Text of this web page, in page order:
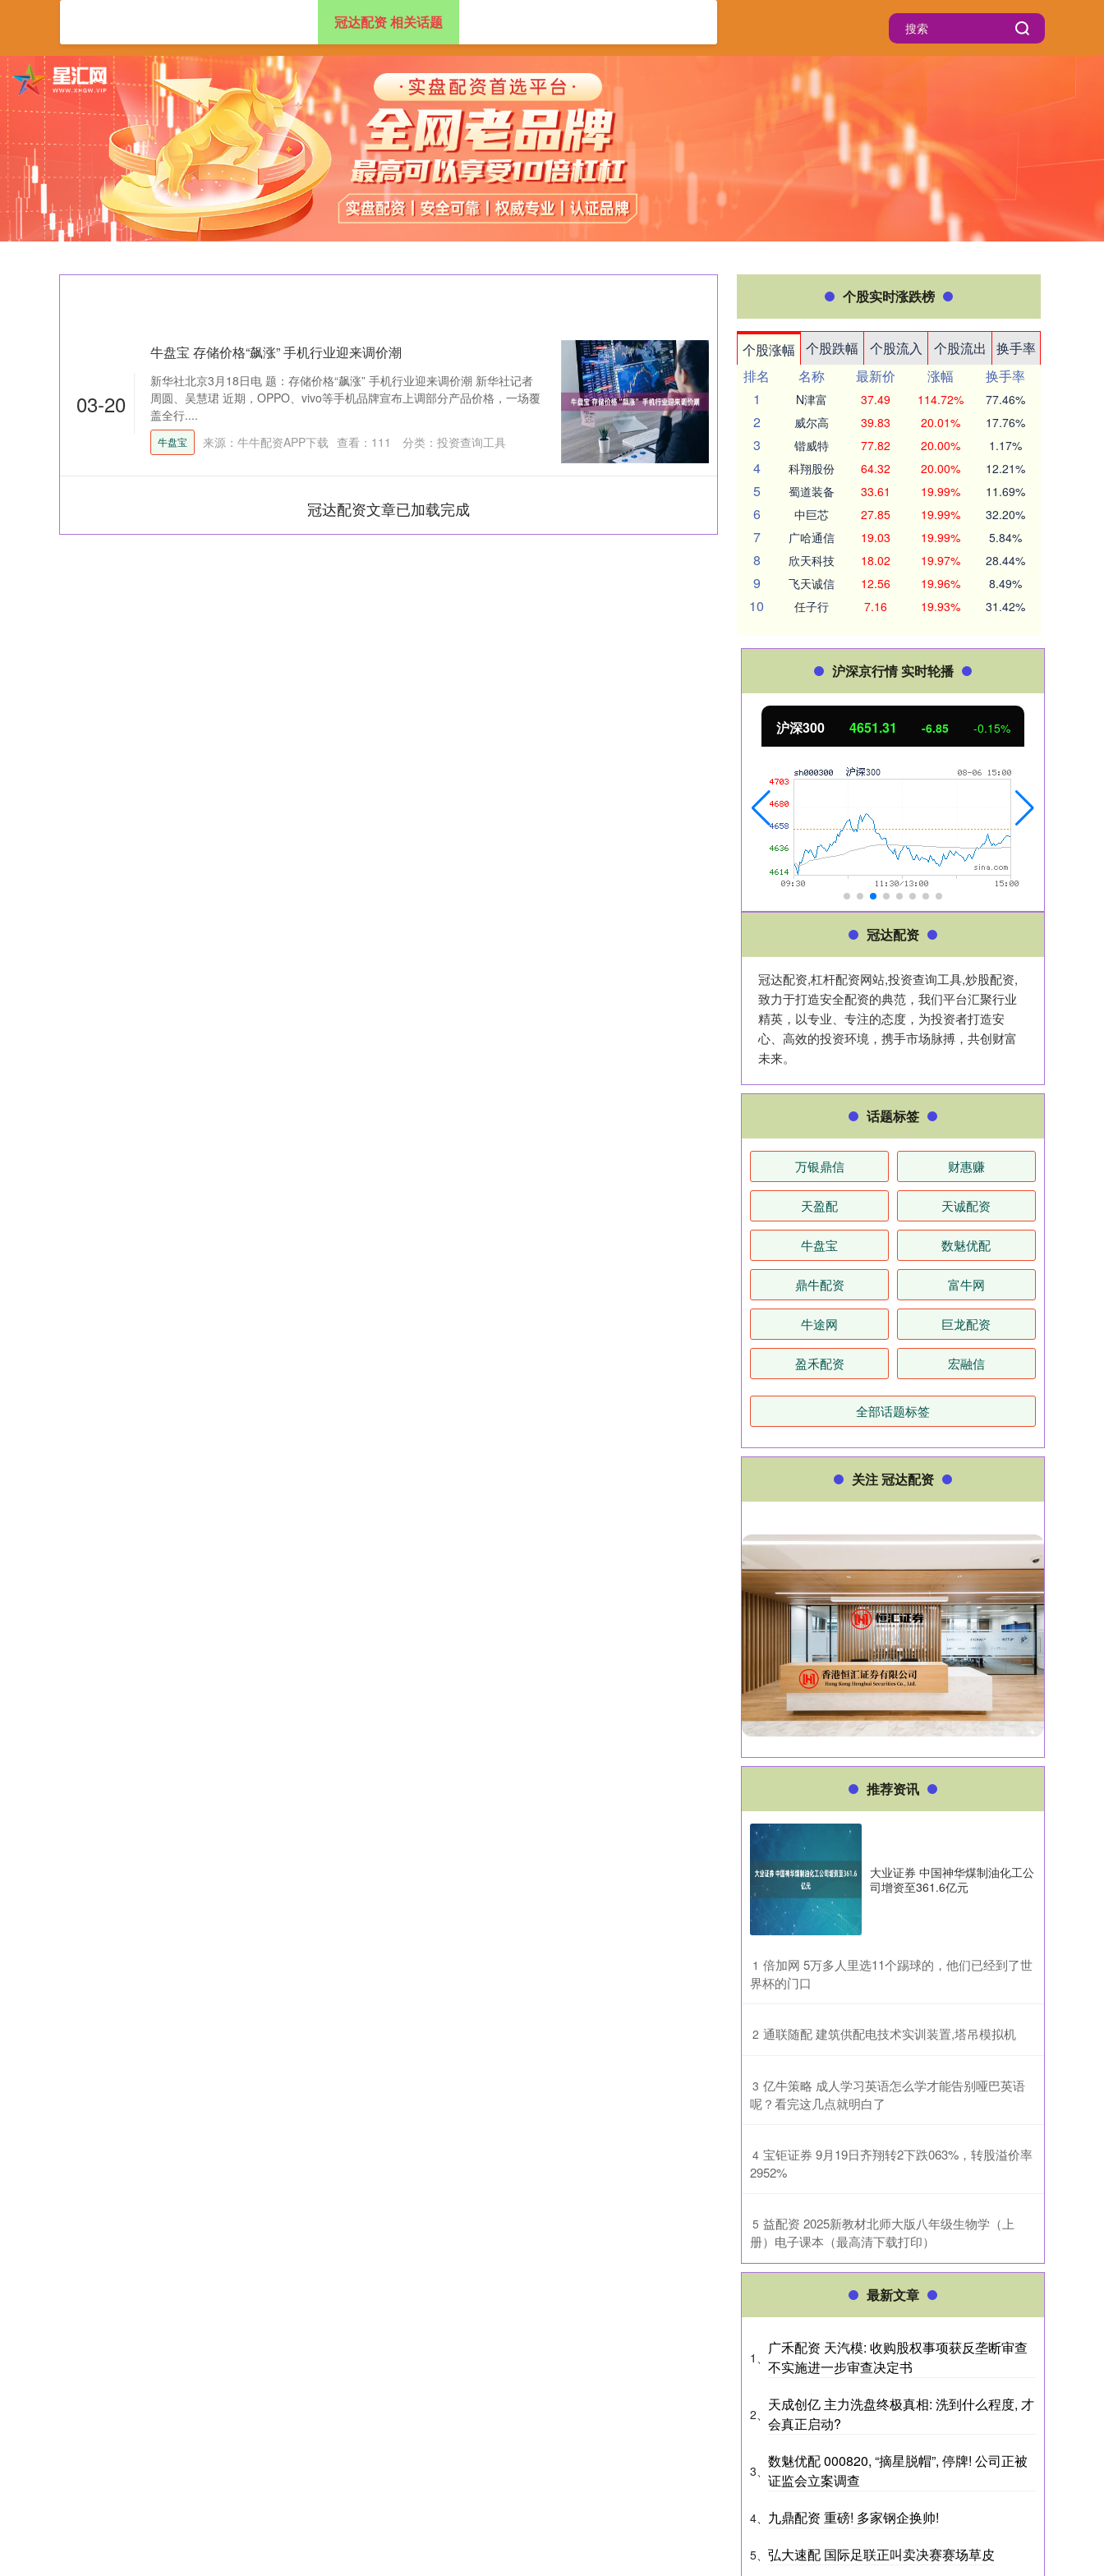
冠达配资 杠杆配资网站
冠达配资 相关话题
03-20
牛盘宝 存储价格“飙涨” 手机行业迎来调价潮
新华社北京3月18日电 题：存储价格“飙涨” 手机行业迎来调价潮 新华社记者
周圆、吴慧珺 近期，OPPO、vivo等手机品牌宣布上调部分产品价格，一场覆
盖全行....
牛盘宝 来源：牛牛配资APP下载 查看： 111 分类： 投资查询工具
冠达配资文章已加载完成
个股实时涨跌榜
个股涨幅 个股跌幅 个股流入 个股流出
换手率
排名
名称 最新价 涨幅
换手率
1
N津富 37.49 114.72% 77.46%
2 威尔高 39.83 20.01% 17.76%
3 锴威特 77.82 20.00% 1.17%
4 科翔股份 64.32 20.00% 12.21%
5 蜀道装备 33.61 19.99% 11.69%
6 中巨芯 27.85 19.99% 32.20%
7 广哈通信 19.03 19.99% 5.84%
8 欣天科技 18.02 19.97% 28.44%
9 飞天诚信 12.56 19.96% 8.49%
10 任子行 7.16 19.93% 31.42%
沪深京行情 实时轮播
北证50 1122.88 3.42 0.30%
冠达配资
冠达配资,杠杆配资网站,投资查询工具,炒股配资,
致力于打造安全配资的典范，我们平台汇聚行业
精英，以专业、专注的态度，为投资者打造安
心、高效的投资环境，携手市场脉搏，共创财富
未来。
话题标签
万银鼎信 财惠赚
天盈配 天诚配资
牛盘宝 数魅优配
鼎牛配资 富牛网
牛途网 巨龙配资
盈禾配资 宏融信
全部话题标签
关注 冠达配资
推荐资讯
大业证券 中国神华煤制油化工公
司增资至361.6亿元
1 ​倍加网 5万多人里选11个踢球的，他们已经到了世
界杯的门口
2 ​通联随配 建筑供配电技术实训装置,塔吊模拟机
3 ​亿牛策略 成人学习英语怎么学才能告别哑巴英语
呢？看完这几点就明白了
4 ​宝钜证券 9月19日齐翔转2下跌063%，转股溢价率
2952%
5 ​益配资 2025新教材北师大版八年级生物学（上
册）电子课本（最高清下载打印）
最新文章
1、
广禾配资 天汽模: 收购股权事项获反垄断审查
不实施进一步审查决定书
2、
天成创亿 主力洗盘终极真相: 洗到什么程度, 才
会真正启动?
3、
数魅优配 000820, “摘星脱帽”, 停牌! 公司正被
证监会立案调查
4、 九鼎配资 重磅! 多家钢企换帅!
5、 弘大速配 国际足联正叫卖决赛赛场草皮